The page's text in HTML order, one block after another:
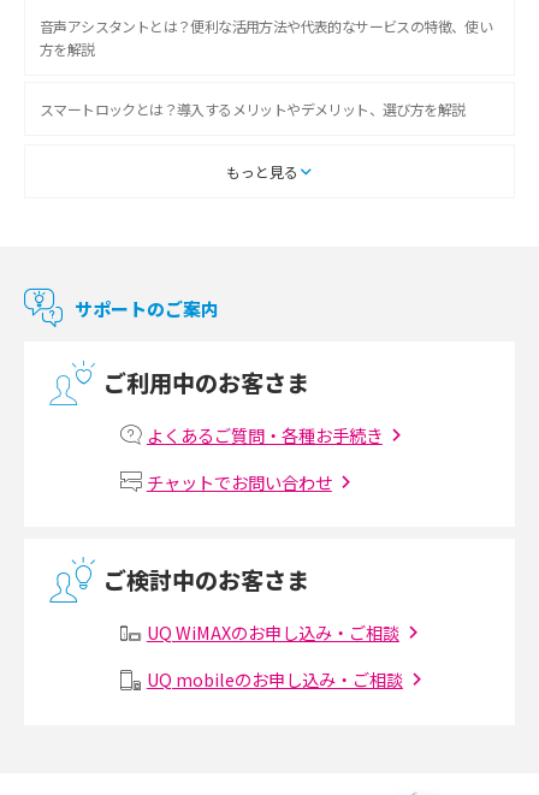
音声アシスタントとは？便利な活用方法や代表的なサービスの特徴、使い
方を解説
スマートロックとは？導入するメリットやデメリット、選び方を解説
スマートテレビとは？特徴や選び方、使い方をわかりやすく解説
マンションで使えるWi-Fiは？種類ごとの特徴や選び方を紹介
マンションで光回線の利用を始める手順は？設備状況の確認方法も解説
Wi-Fiルーターの設定方法をわかりやすく解説！事前に準備すべきものも紹
無線LANとは？メリット・デメリットや接続方法を解説
メッシュWi-Fiとは？仕組みやメリット・デメリット、中継機との違いを解
もっと見る
サポートのご案内
ご利用中のお客さま
よくあるご質問・各種お手続き
チャットでお問い合わせ
ご検討中のお客さま
UQ WiMAXのお申し込み・ご相談
UQ mobileのお申し込み・ご相談